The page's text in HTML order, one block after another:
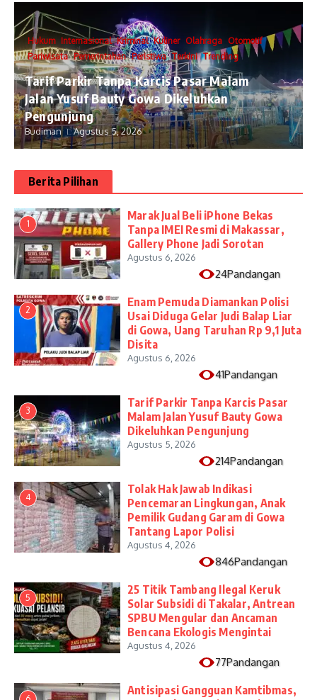
Hukum Internasional Kriminal Kuliner Olahraga Otomotif
Pariwisata Pemerintahan Peristiwa Terkini Trending
Tarif Parkir Tanpa Karcis Pasar Malam
Jalan Yusuf Bauty Gowa Dikeluhkan
Pengunjung
Budiman Agustus 5, 2026
Berita Pilihan
1
​Marak Jual Beli iPhone Bekas
Tanpa IMEI Resmi di Makassar,
Gallery Phone Jadi Sorotan
Agustus 6, 2026
24Pandangan
2
Enam Pemuda Diamankan Polisi
Usai Diduga Gelar Judi Balap Liar
di Gowa, Uang Taruhan Rp 9,1 Juta
Disita
Agustus 6, 2026
41Pandangan
3
Tarif Parkir Tanpa Karcis Pasar
Malam Jalan Yusuf Bauty Gowa
Dikeluhkan Pengunjung
Agustus 5, 2026
214Pandangan
4
Tolak Hak Jawab Indikasi
Pencemaran Lingkungan, Anak
Pemilik Gudang Garam di Gowa
Tantang Lapor Polisi
Agustus 4, 2026
846Pandangan
5
25 Titik Tambang Ilegal Keruk
Solar Subsidi di Takalar, Antrean
SPBU Mengular dan Ancaman
Bencana Ekologis Mengintai
Agustus 4, 2026
77Pandangan
Antisipasi Gangguan Kamtibmas,